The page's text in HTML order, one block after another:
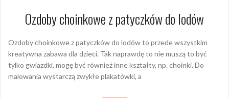
Ozdoby choinkowe z patyczków do lodów
Ozdoby choinkowe z patyczków do lodów to przede wszystkim
kreatywna zabawa dla dzieci. Tak naprawdę to nie muszą to być
tylko gwiazdki, mogę być również inne kształty, np. choinki. Do
malowania wystarczą zwykłe plakatówki, a